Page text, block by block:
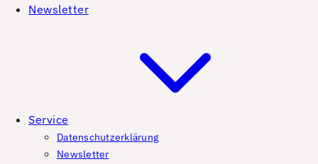
Newsletter
Service
Datenschutzerklärung
Newsletter